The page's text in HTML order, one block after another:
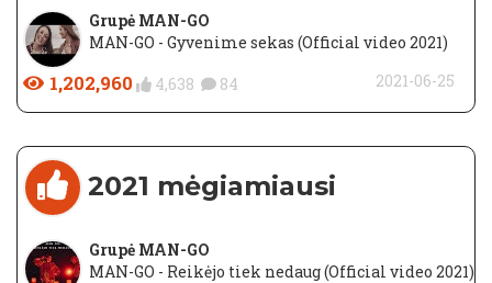
Grupė MAN-GO
MAN-GO - Gyvenime sekas (Official video 2021)
1,202,960 4,638 84 2021-06-25
2021 mėgiamiausi
Grupė MAN-GO
MAN-GO - Reikėjo tiek nedaug (Official video 2021)